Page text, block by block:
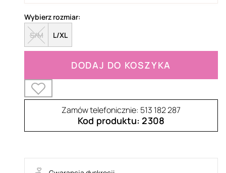
Wybierz rozmiar:
S/M
L/XL
DODAJ DO KOSZYKA
Zamów telefonicznie: 513 182 287
Kod produktu: 2308